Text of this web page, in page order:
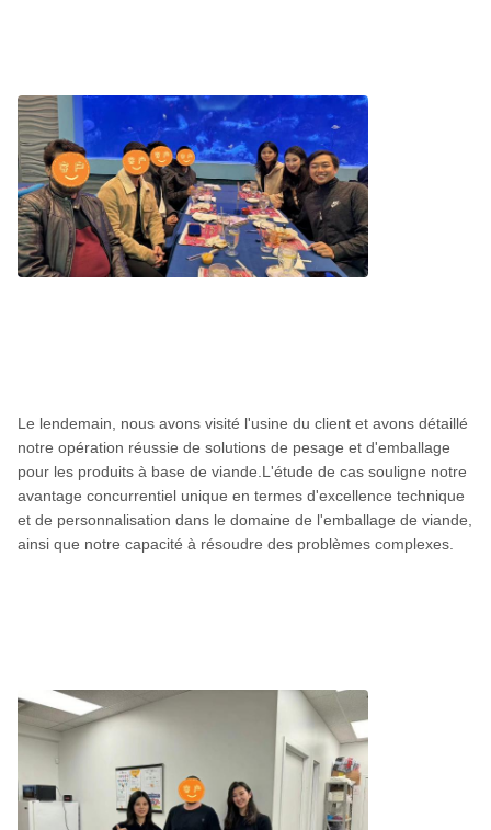
Le lendemain, nous avons visité l'usine du client et avons détaillé
notre opération réussie de solutions de pesage et d'emballage
pour les produits à base de viande.L'étude de cas souligne notre
avantage concurrentiel unique en termes d'excellence technique
et de personnalisation dans le domaine de l'emballage de viande,
ainsi que notre capacité à résoudre des problèmes complexes.